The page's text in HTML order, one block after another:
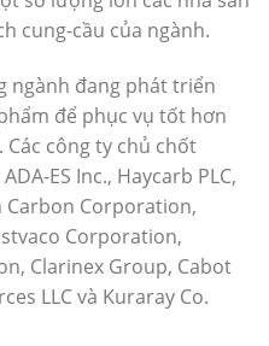
cung-cầu của ngành.
ngành đang phát triển
để phục vụ tốt hơn
Các công ty chủ chốt
ES Inc., Haycarb PLC,
Carbon Corporation,
Corporation,
Clarinex Group, Cabot
LLC và Kuraray Co.